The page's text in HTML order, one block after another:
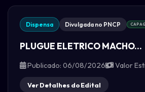
Dispensa Divulgada no PNCP
PLUGUE ELETRICO MACHO...
Publicado: 06/08/2026 Valor
Ver Detalhes do Edital